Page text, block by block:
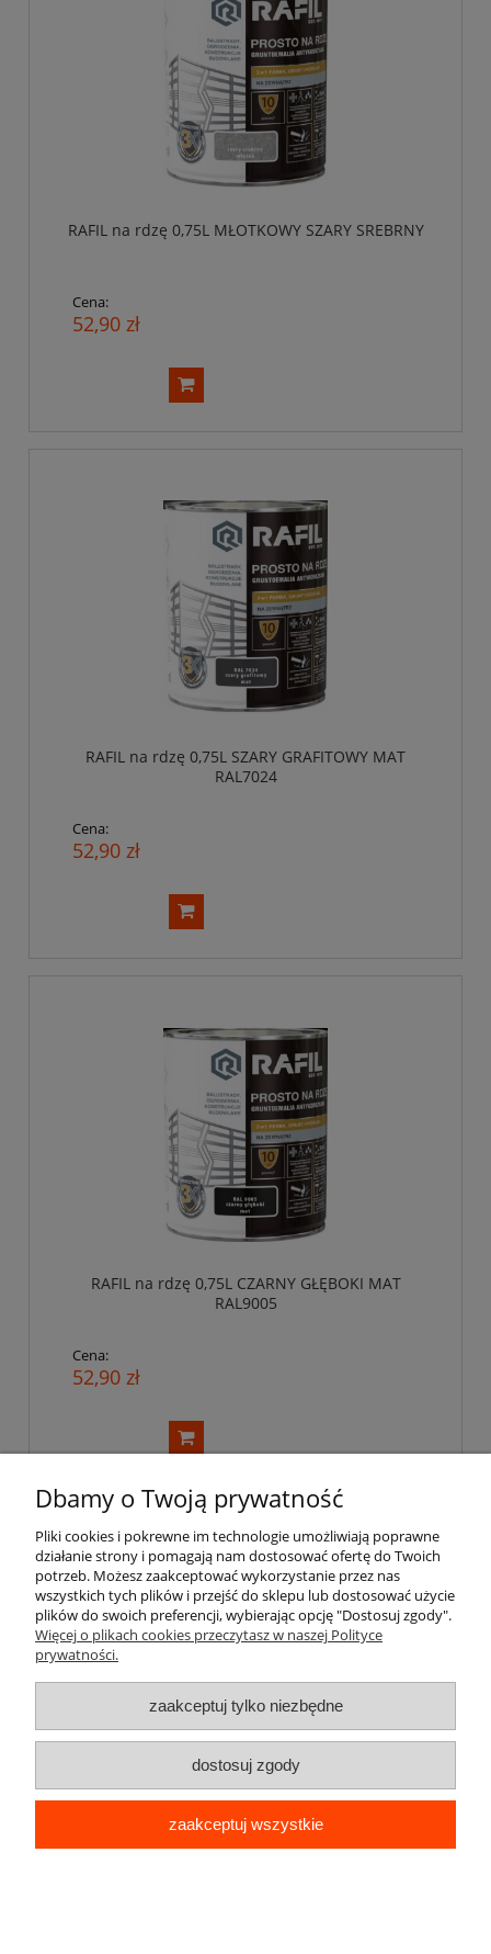
RAFIL na rdzę 0,75L MŁOTKOWY SZARY SREBRNY
Cena:
52,90 zł
RAFIL na rdzę 0,75L SZARY GRAFITOWY MAT
RAL7024
Cena:
52,90 zł
RAFIL na rdzę 0,75L CZARNY GŁĘBOKI MAT
RAL9005
Cena:
52,90 zł
Dbamy o Twoją prywatność
Pliki cookies i pokrewne im technologie umożliwiają poprawne
działanie strony i pomagają nam dostosować ofertę do Twoich
potrzeb. Możesz zaakceptować wykorzystanie przez nas
wszystkich tych plików i przejść do sklepu lub dostosować użycie
plików do swoich preferencji, wybierając opcję "Dostosuj zgody".
Więcej o plikach cookies przeczytasz w naszej Polityce
prywatności.
zaakceptuj tylko niezbędne
dostosuj zgody
zaakceptuj wszystkie